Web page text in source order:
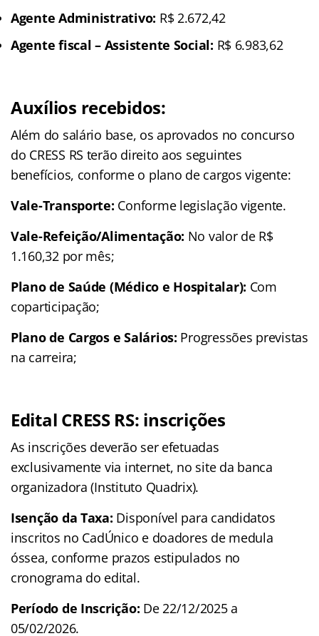
Agente Administrativo: R$ 2.672,42
Agente fiscal – Assistente Social: R$ 6.983,62
Auxílios recebidos:
Além do salário base, os aprovados no concurso
do CRESS RS terão direito aos seguintes
benefícios, conforme o plano de cargos vigente:
Vale-Transporte: Conforme legislação vigente.
Vale-Refeição/Alimentação: No valor de R$
1.160,32 por mês;
Plano de Saúde (Médico e Hospitalar): Com
coparticipação;
Plano de Cargos e Salários: Progressões previstas
na carreira;
Edital CRESS RS: inscrições
As inscrições deverão ser efetuadas
exclusivamente via internet, no site da banca
organizadora (Instituto Quadrix).
Isenção da Taxa: Disponível para candidatos
inscritos no CadÚnico e doadores de medula
óssea, conforme prazos estipulados no
cronograma do edital.
Período de Inscrição: De 22/12/2025 a
05/02/2026.